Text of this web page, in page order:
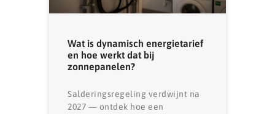
Wat is dynamisch energietarief
en hoe werkt dat bij
zonnepanelen?
Salderingsregeling verdwijnt na
2027 — ontdek hoe een